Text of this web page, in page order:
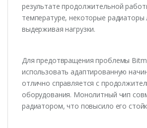
результате продолжительной
температуре, некоторые радиаторы
выдерживая нагрузки.
Для предотвращения проблемы
использовать адаптированную
отлично справляется с
оборудования. Монолитный чип
радиатором, что повысило его